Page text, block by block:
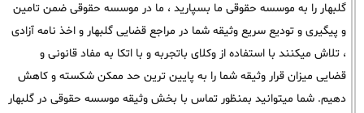
گلبهار را به موسسه حقوقی ما بسپارید ، ما در موسسه حقوقی ضمن تامین
و پیگیری و تودیع سریع وثیقه شما در مراجع قضایی گلبهار و اخذ نامه آزادی
، تلاش میکنند با استفاده از وکلای باتجربه و با اتکا به مفاد قانونی و
قضایی میزان قرار وثیقه شما را به پایین ترین حد ممکن شکسته و کاهش
دهیم. شما میتوانید بمنظور تماس با بخش وثیقه موسسه حقوقی در گلبهار